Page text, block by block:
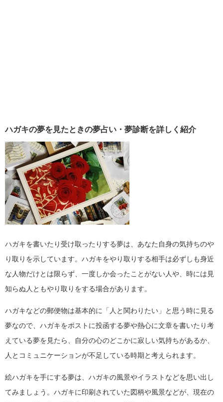
ハガキの夢を見たときの夢占い・夢診断を詳しく紹介
ハガキを書いたり受け取ったりする夢は、あなた自身の気持ちのや
り取りを示しています。ハガキをやり取りする相手は必ずしも身近
な人物だけとは限らず、一度しか会ったことがない人や、時には見
知らぬ人ともやり取りをする場合があります。
ハガキなどの郵便物は基本的に「人と関わりたい」と思う時に見る
夢なので、ハガキをポストに投函する夢や熱心に文章を書いたり考
えている夢を見たら、自分の心のどこかに寂しい気持ちがあるか、
人とコミュニケーションが不足している時期と考えられます。
絵ハガキを手にする夢は、ハガキの風景やイラストなどを思い出し
てみましょう。ハガキに印刷されていた図柄や風景などが、現在の